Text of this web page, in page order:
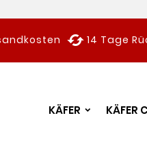
cached 14 Tage
KÄFER KÄFER